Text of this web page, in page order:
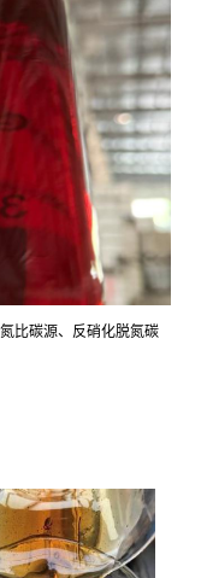
比碳源、反硝化脱氮碳